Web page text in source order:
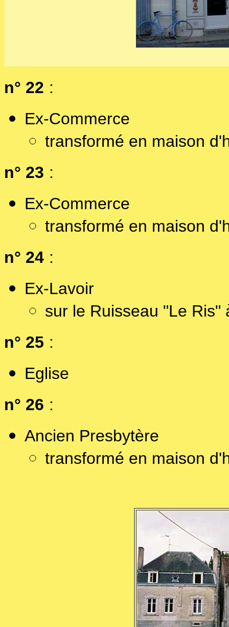
n° 22 :
Ex-Commerce
transformé en maison
n° 23 :
Ex-Commerce
transformé en maison
n° 24 :
Ex-Lavoir
sur le Ruisseau "Le Ris"
n° 25 :
Eglise
n° 26 :
Ancien Presbytère
transformé en maison